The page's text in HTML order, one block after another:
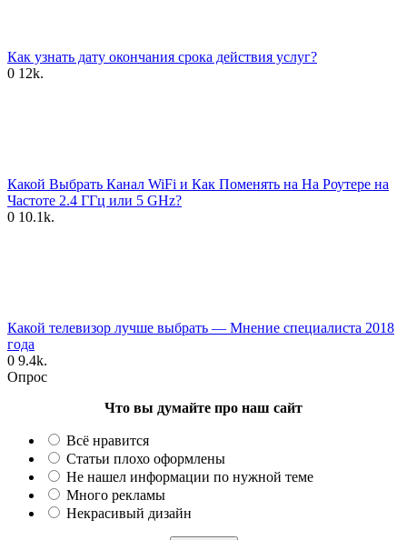
Как узнать дату окончания срока действия услуг?
0 12k.
Какой Выбрать Канал WiFi и Как Поменять на На Роутере на
Частоте 2.4 ГГц или 5 GHz?
0 10.1k.
Какой телевизор лучше выбрать — Мнение специалиста 2018
года
0 9.4k.
Опрос
Что вы думайте про наш сайт
Всё нравится
Статьи плохо оформлены
Не нашел информации по нужной теме
Много рекламы
Некрасивый дизайн